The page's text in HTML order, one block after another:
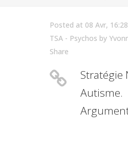
Posted at 08 Avr,
TSA - Psychos by
Share
Stratégie
Autisme.